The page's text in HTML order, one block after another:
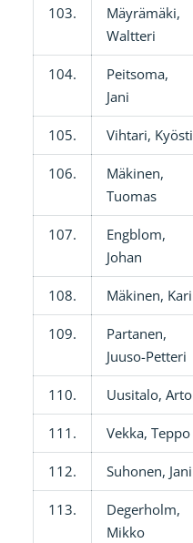
103.
Mäyrämäki,
Waltteri
104.
Peitsoma,
Jani
105. Vihtari, Kyösti
106.
Mäkinen,
Tuomas
107.
Engblom,
Johan
108. Mäkinen, Kari
109.
Partanen,
Juuso-Petteri
110. Uusitalo, Arto
111. Vekka, Teppo
112. Suhonen, Jani
113.
Degerholm,
Mikko